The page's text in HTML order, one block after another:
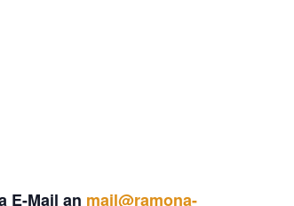
E-Mail an mail@ramona-